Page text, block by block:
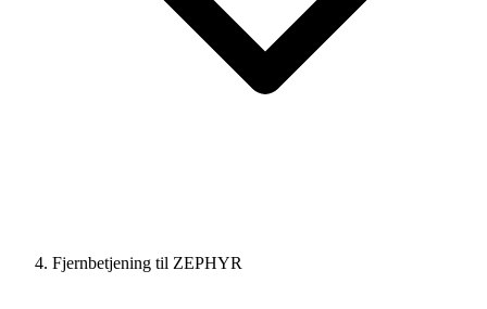
Fjernbetjening til ZEPHYR